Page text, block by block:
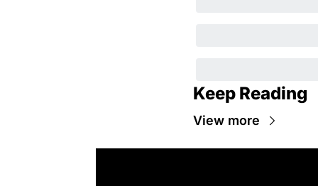
Keep Reading
View more